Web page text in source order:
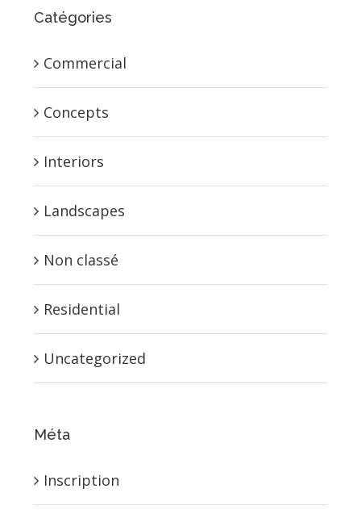
Catégories
Commercial
Concepts
Interiors
Landscapes
Non classé
Residential
Uncategorized
Méta
Inscription